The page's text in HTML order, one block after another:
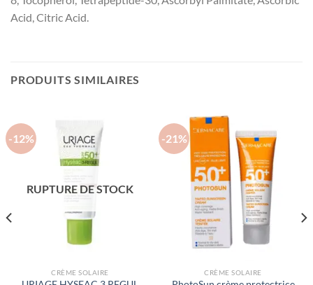
Acid, Citric Acid.
PRODUITS SIMILAIRES
-12%
RUPTURE DE STOCK
CRÈME SOLAIRE
-21%
CRÈME SOLAIRE